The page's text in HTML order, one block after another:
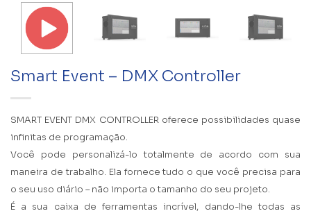
Smart Event – DMX Controller
SMART EVENT DMX CONTROLLER oferece possibilidades quase
infinitas de programação.
Você pode personalizá-lo totalmente de acordo com sua
maneira de trabalho. Ela fornece tudo o que você precisa para
o seu uso diário – não importa o tamanho do seu projeto.
É a sua caixa de ferramentas incrível, dando-lhe todas as